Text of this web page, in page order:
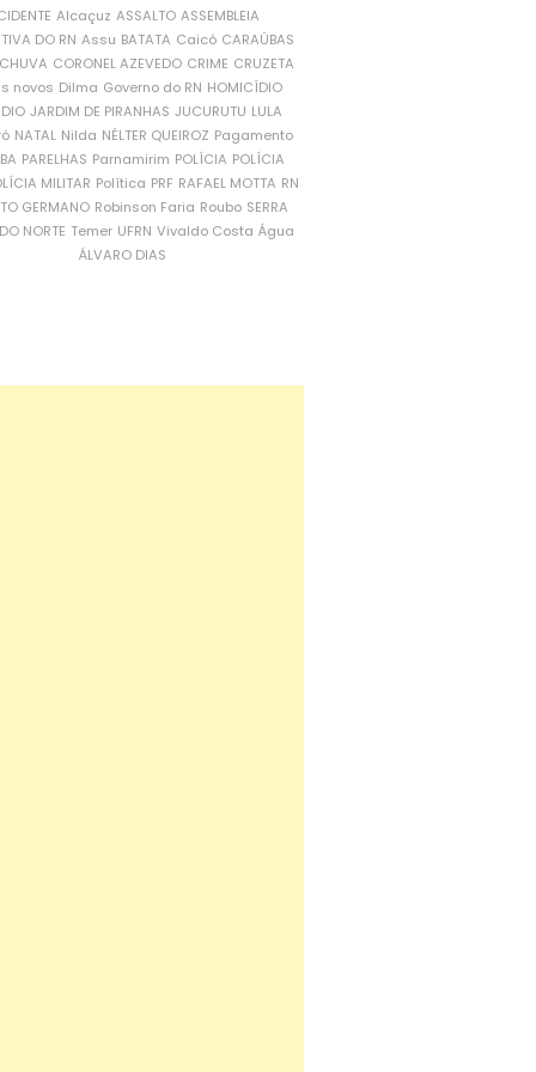
Alcaçuz ASSALTO ASSEMBLEIA
DO RN Assu BATATA Caicó CARAÚBAS
CORONEL AZEVEDO CRIME CRUZETA
novos Dilma Governo do RN HOMICÍDIO
JARDIM DE PIRANHAS JUCURUTU LULA
NATAL Nilda NÉLTER QUEIROZ Pagamento
PARELHAS Parnamirim POLÍCIA POLÍCIA
MILITAR Política PRF RAFAEL MOTTA RN
GERMANO Robinson Faria Roubo SERRA
NORTE Temer UFRN Vivaldo Costa Água
ÁLVARO DIAS